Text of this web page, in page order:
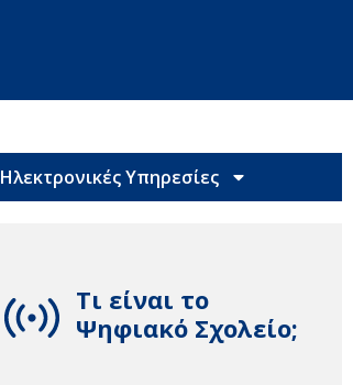
Ηλεκτρονικές Υπηρεσίες
Τι είναι το
Ψηφιακό Σχολείο;